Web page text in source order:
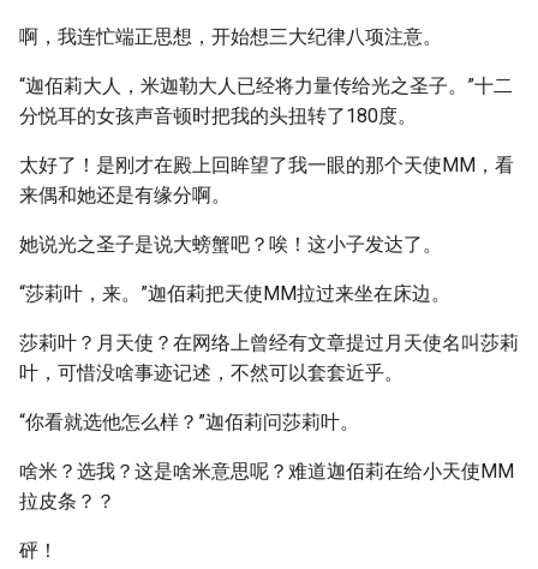
啊，我连忙端正思想，开始想三大纪律八项注意。
“迦佰莉大人，米迦勒大人已经将力量传给光之圣子。”十二
分悦耳的女孩声音顿时把我的头扭转了180度。
太好了！是刚才在殿上回眸望了我一眼的那个天使MM，看
来偶和她还是有缘分啊。
她说光之圣子是说大螃蟹吧？唉！这小子发达了。
“莎莉叶，来。”迦佰莉把天使MM拉过来坐在床边。
莎莉叶？月天使？在网络上曾经有文章提过月天使名叫莎莉
叶，可惜没啥事迹记述，不然可以套套近乎。
“你看就选他怎么样？”迦佰莉问莎莉叶。
啥米？选我？这是啥米意思呢？难道迦佰莉在给小天使MM
拉皮条？？
砰！